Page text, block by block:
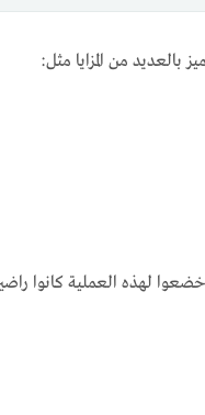
من المزايا مثل:
لهذه العملية كانوا